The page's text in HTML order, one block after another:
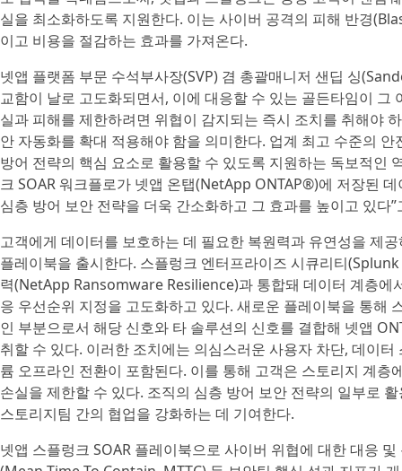
실을 최소화하도록 지원한다. 이는 사이버 공격의 피해 반경
이고 비용을 절감하는 효과를 가져온다.
넷앱 플랫폼 부문 수석부사장(SVP) 겸 총괄매니저 샌딥 싱
교함이 날로 고도화되면서, 이에 대응할 수 있는 골든타임이 그
실과 피해를 제한하려면 위협이 감지되는 즉시 조치를 취해야
안 자동화를 확대 적용해야 함을 의미한다. 업계 최고 수준의
방어 전략의 핵심 요소로 활용할 수 있도록 지원하는 독보적인
크 SOAR 워크플로가 넷앱 온탭(NetApp ONTAP®)에 저장된
심층 방어 보안 전략을 더욱 간소화하고 그 효과를 높이고 있다”
고객에게 데이터를 보호하는 데 필요한 복원력과 유연성을 제
플레이북을 출시한다. 스플렁크 엔터프라이즈 시큐리티
력(NetApp Ransomware Resilience)과 통합돼 데이터 계층에
응 우선순위 지정을 고도화하고 있다. 새로운 플레이북을 통해
인 부분으로서 해당 신호와 타 솔루션의 신호를 결합해 넷앱
취할 수 있다. 이러한 조치에는 의심스러운 사용자 차단, 데이
륨 오프라인 전환이 포함된다. 이를 통해 고객은 스토리지 계
손실을 제한할 수 있다. 조직의 심층 방어 보안 전략의 일부로
스토리지팀 간의 협업을 강화하는 데 기여한다.
넷앱 스플렁크 SOAR 플레이북으로 사이버 위협에 대한 대응